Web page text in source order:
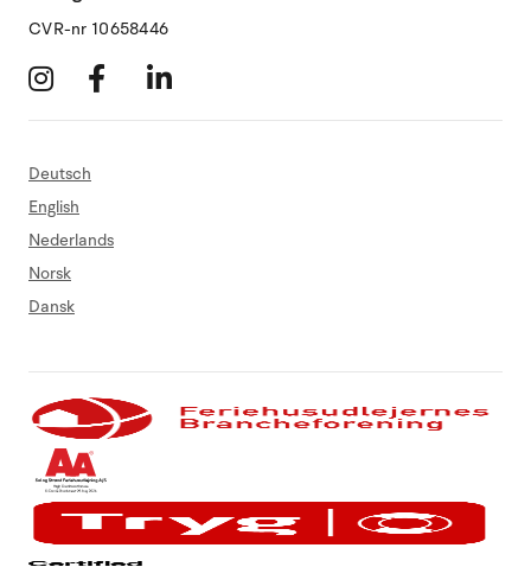
CVR-nr 10658446
Deutsch
English
Nederlands
Norsk
Dansk